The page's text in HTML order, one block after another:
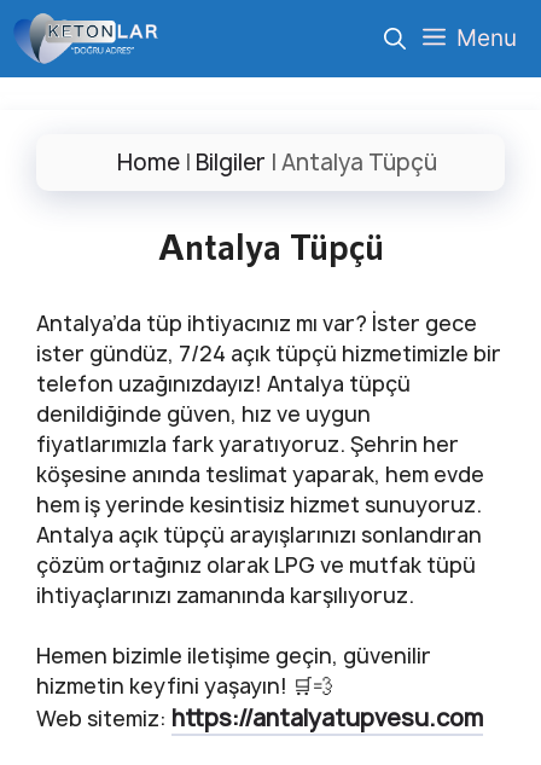
İçeriğe
atla
Menu
Home| Bilgiler | Antalya Tüpçü
Antalya Tüpçü
Antalya’da tüp ihtiyacınız mı var? İster gece
ister gündüz, 7/24 açık tüpçü hizmetimizle bir
telefon uzağınızdayız! Antalya tüpçü
denildiğinde güven, hız ve uygun
fiyatlarımızla fark yaratıyoruz. Şehrin her
köşesine anında teslimat yaparak, hem evde
hem iş yerinde kesintisiz hizmet sunuyoruz.
Antalya açık tüpçü arayışlarınızı sonlandıran
çözüm ortağınız olarak LPG ve mutfak tüpü
ihtiyaçlarınızı zamanında karşılıyoruz.
Hemen bizimle iletişime geçin, güvenilir
hizmetin keyfini yaşayın! 🛒💨
Web sitemiz: https://antalyatupvesu.com